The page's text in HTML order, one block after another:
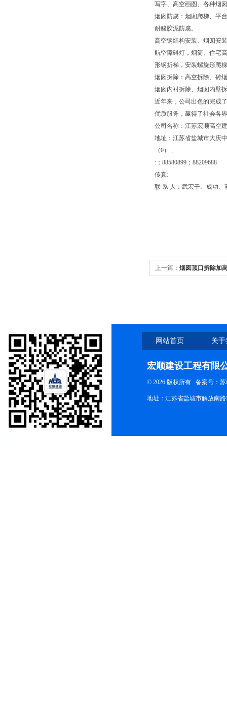
写字、高空画图、各种烟
烟囱防腐：烟囱爬梯、平
耐酸胶泥防腐。
高空钢结构安装、烟囱安
航空障碍灯，烟筒、住宅
形钢折梯，安装螺旋形爬
烟囱拆除：高空拆除、砖
烟囱内衬拆除、烟囱内壁
近年来，公司出色的完成
优质服务，赢得了社会各
公司名称：江苏宏顺高空
地址：江苏省盐城市大庆
（0） ,
:；88580899；88209688
传真:
联 系 人：武宏干、成功
上一篇： 烟囱顶口拆除加
网站首页 关
宏顺建设工程有限
© 2026 版权所有 备案号：苏
地址：江苏省盐城市解放南